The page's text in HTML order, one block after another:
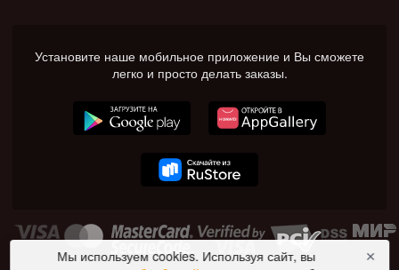
Установите наше мобильное приложение и Вы сможете
легко и просто делать заказы.
Мы используем cookies. Используя сайт, вы
✕